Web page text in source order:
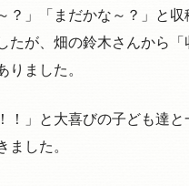
？」「まだかな～？」と
たが、畑の鈴木さんから「
りました。
！」と大喜びの子ども達
ました。